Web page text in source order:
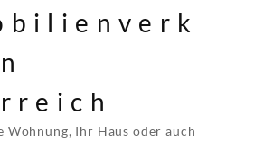
Wohnung, Ihr Haus oder auch